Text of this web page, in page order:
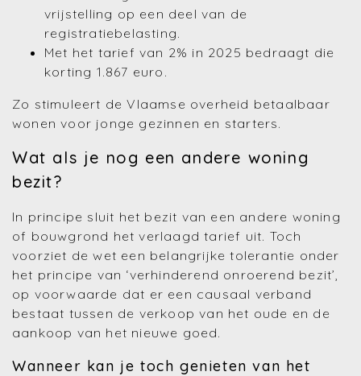
vrijstelling op een deel van de
registratiebelasting.
Met het tarief van 2% in 2025 bedraagt die
korting 1.867 euro.
Zo stimuleert de Vlaamse overheid betaalbaar
wonen voor jonge gezinnen en starters.
Wat als je nog een andere woning
bezit?
In principe sluit het bezit van een andere woning
of bouwgrond het verlaagd tarief uit. Toch
voorziet de wet een belangrijke tolerantie onder
het principe van ‘verhinderend onroerend bezit’,
op voorwaarde dat er een causaal verband
bestaat tussen de verkoop van het oude en de
aankoop van het nieuwe goed.
Wanneer kan je toch genieten van het